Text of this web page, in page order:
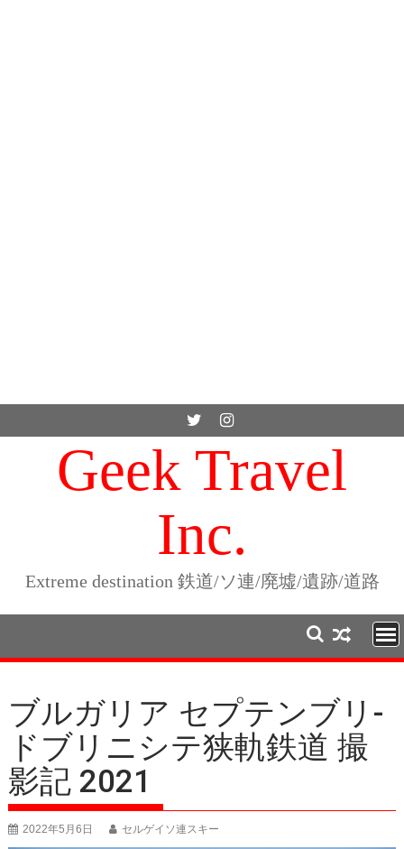
Geek Travel
Inc.
Extreme destination 鉄道/ソ連/廃墟/遺跡/道路
ブルガリア セプテンブリ-
ドブリニシテ狭軌鉄道 撮
影記 2021
2022年5月6日 セルゲイソ連スキー